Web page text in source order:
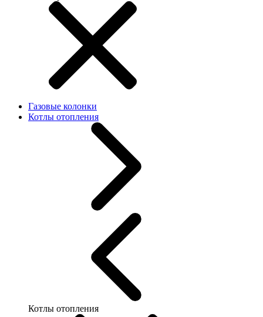
Газовые колонки
Котлы отопления
Котлы отопления